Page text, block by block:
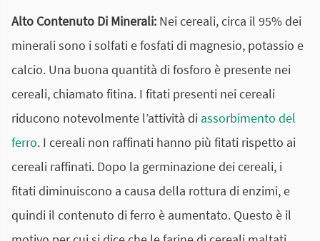
Alto Contenuto Di Minerali: Nei cereali, circa il 95% dei
minerali sono i solfati e fosfati di magnesio, potassio e
calcio. Una buona quantità di fosforo è presente nei
cereali, chiamato fitina. I fitati presenti nei cereali
riducono notevolmente l’attività di assorbimento del
ferro. I cereali non raffinati hanno più fitati rispetto ai
cereali raffinati. Dopo la germinazione dei cereali, i
fitati diminuiscono a causa della rottura di enzimi, e
quindi il contenuto di ferro è aumentato. Questo è il